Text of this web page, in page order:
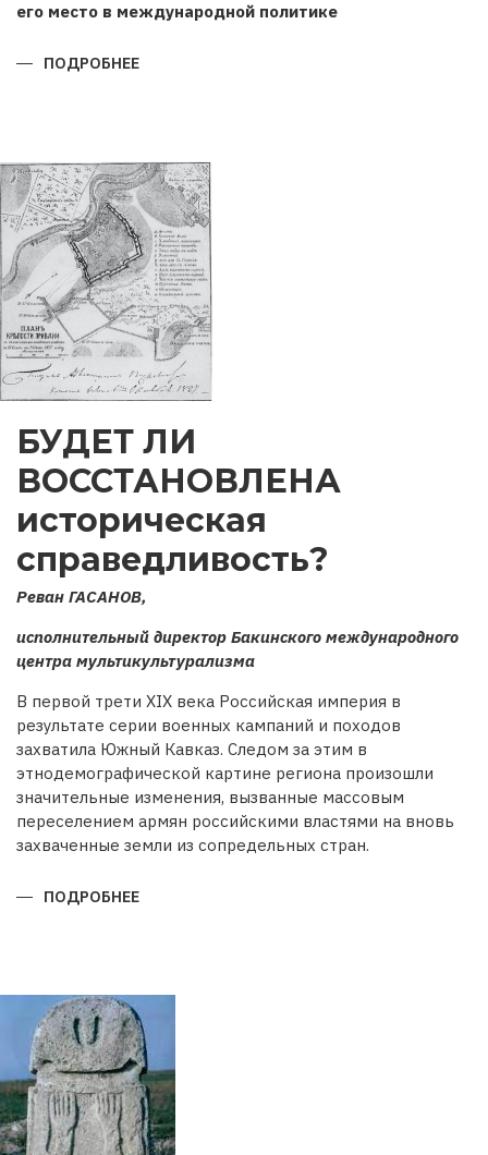
его место в международной политике
ПОДРОБНЕЕ
БУДЕТ ЛИ
ВОССТАНОВЛЕНА
историческая
справедливость?
Реван ГАСАНОВ,
исполнительный директор Бакинского международного
центра мультикультурализма
В первой трети XIX века Российская империя в
результате серии военных кампаний и походов
захватила Южный Кавказ. Следом за этим в
этнодемографической картине региона произошли
значительные изменения, вызванные массовым
переселением армян российскими властями на вновь
захваченные земли из сопредельных стран.
ПОДРОБНЕЕ